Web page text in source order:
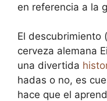
en referencia a la
El descubrimiento
cerveza alemana
una divertida
hadas o no, es
hace que el